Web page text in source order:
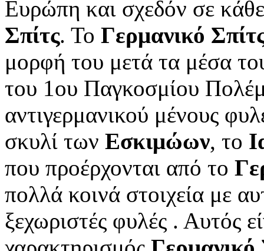
Ευρώπη και σχεδόν σε
Σπίτς. Το Γερμανικό
μορφή του μετά τα μέσα
του 1ου Παγκοσμίου
αντιγερμανικού μένους
σκυλί των Εσκιμώων, το
που προέρχονται από το
πολλά κοινά στοιχεία με
ξεχωριστές φυλές . Αυτός